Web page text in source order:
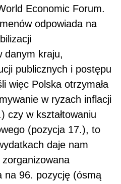
Economic Forum.
odpowiada na
danym kraju,
publicznych i postępu
więc Polska otrzymała
w ryzach inflacji
czy w kształtowaniu
(pozycja 17.), to
daje nam
na 96. pozycję (ósmą